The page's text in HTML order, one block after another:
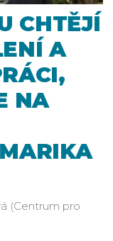
CHTĚJÍ
A
NA
(Centrum pro